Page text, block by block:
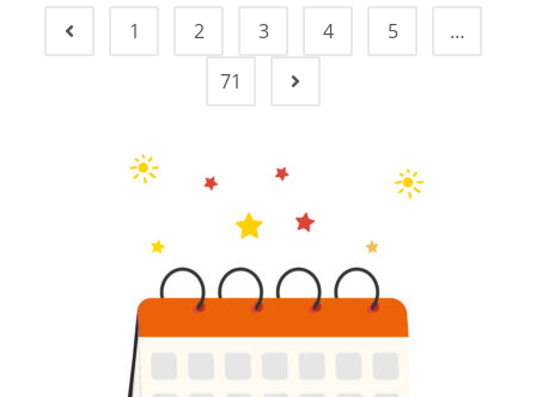
1 2 3 4 5
…
71